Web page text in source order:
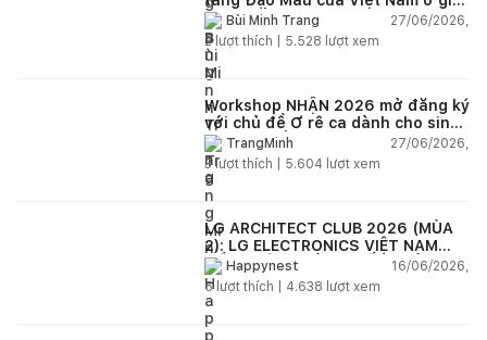
cao nhất
Bùi Minh Trang
27/06/2026,
2lượt thích | 5.528 lượt xem
Workshop NHẬN 2026 mở đăng ký
với chủ đề Ơ rê ca dành cho sinh
viên và kiến trúc sư trẻ Việt Nam
TrangMinh
27/06/2026,
3lượt thích | 5.604 lượt xem
LG ARCHITECT CLUB 2026 (MÙA
2): LG ELECTRONICS VIỆT NAM
ĐỒNG HÀNH CÙNG KIẾN TRÚC SƯ
KIẾN TẠO KHÔNG GIAN SỐNG HIỆN
ĐẠI
Happynest
16/06/2026,
5lượt thích | 4.638 lượt xem